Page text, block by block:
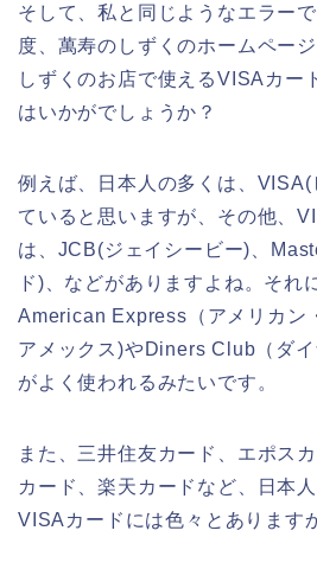
そして、私と同じようなエラー
度、萬寿のしずくのホームペー
しずくのお店で使えるVISAカー
はいかがでしょうか？
例えば、日本人の多くは、VISA(
ていると思いますが、その他、
は、JCB(ジェイシービー)、
ド)、などがありますよね。それ
American Express（アメリカン
アメックス)やDiners Club（ダ
がよく使われるみたいです。
また、三井住友カード、エポス
カード、楽天カードなど、日本
VISAカードには色々とあります